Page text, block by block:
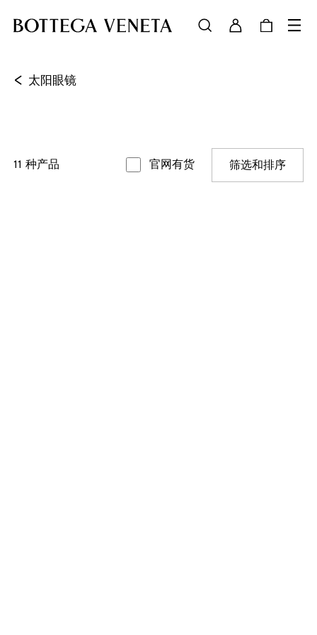
< 太阳眼镜
11 种产品 官网有货 筛选和排序